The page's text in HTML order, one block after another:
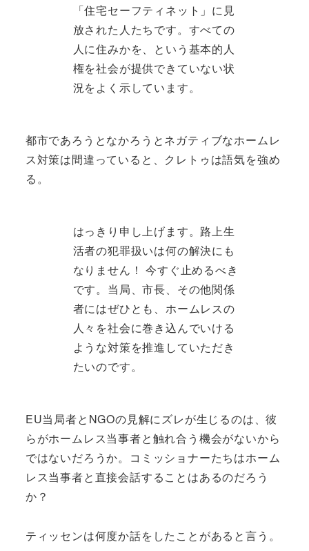
「住宅セーフティネット」に見
放された人たちです。すべての
人に住みかを、という基本的人
権を社会が提供できていない状
況をよく示しています。
都市であろうとなかろうとネガティブなホームレ
ス対策は間違っていると、クレトゥは語気を強め
る。
はっきり申し上げます。路上生
活者の犯罪扱いは何の解決にも
なりません！ 今すぐ止めるべき
です。当局、市長、その他関係
者にはぜひとも、ホームレスの
人々を社会に巻き込んでいける
ような対策を推進していただき
たいのです。
EU当局者とNGOの見解にズレが生じるのは、彼
らがホームレス当事者と触れ合う機会がないから
ではないだろうか。コミッショナーたちはホーム
レス当事者と直接会話することはあるのだろう
か？
ティッセンは何度か話をしたことがあると言う。